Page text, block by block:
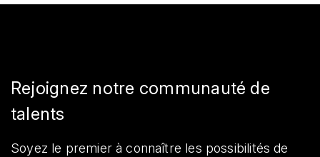
Rejoignez notre communauté de
talents
Soyez le premier à connaître les possibilités de